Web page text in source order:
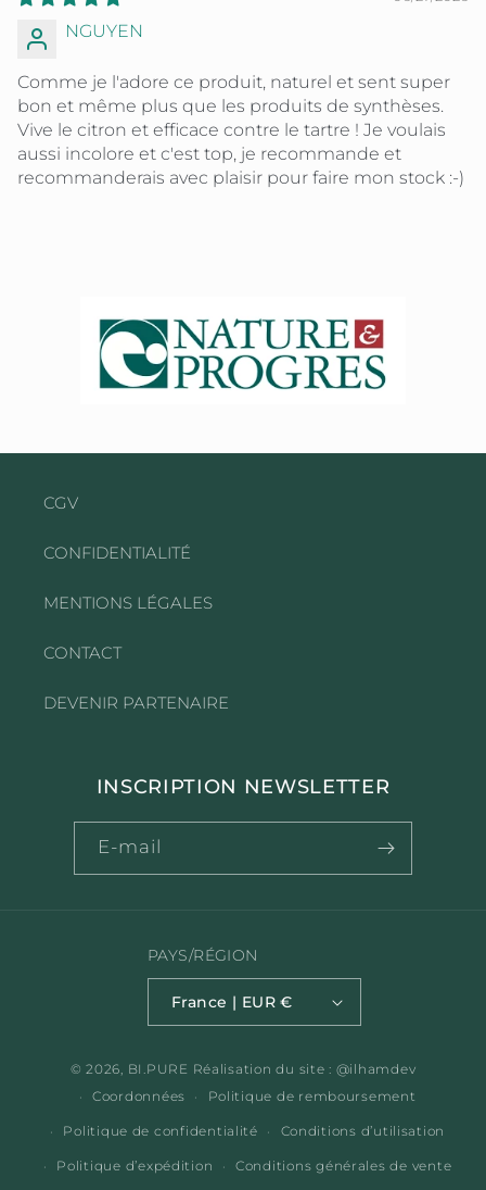
NGUYEN
Comme je l'adore ce produit, naturel et sent super
bon et même plus que les produits de synthèses.
Vive le citron et efficace contre le tartre ! Je voulais
aussi incolore et c'est top, je recommande et
recommanderais avec plaisir pour faire mon stock :-)
CGV
CONFIDENTIALITÉ
MENTIONS LÉGALES
CONTACT
DEVENIR PARTENAIRE
INSCRIPTION NEWSLETTER
E-mail
PAYS/RÉGION
France | EUR €
© 2026, BI.PURE Réalisation du site : @ilhamdev
Coordonnées
Politique de remboursement
Politique de confidentialité Conditions d’utilisation
Politique d’expédition Conditions générales de vente